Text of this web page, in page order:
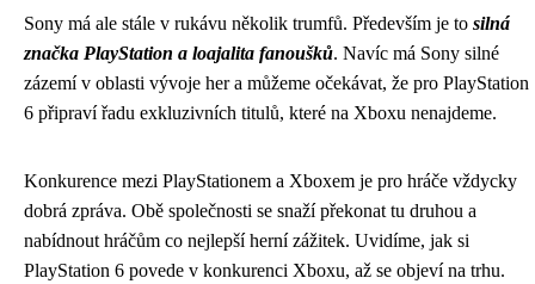
Sony má ale stále v rukávu několik trumfů. Především je to silná
značka PlayStation a loajalita fanoušků. Navíc má Sony silné
zázemí v oblasti vývoje her a můžeme očekávat, že pro PlayStation
6 připraví řadu exkluzivních titulů, které na Xboxu nenajdeme.
Konkurence mezi PlayStationem a Xboxem je pro hráče vždycky
dobrá zpráva. Obě společnosti se snaží překonat tu druhou a
nabídnout hráčům co nejlepší herní zážitek. Uvidíme, jak si
PlayStation 6 povede v konkurenci Xboxu, až se objeví na trhu.